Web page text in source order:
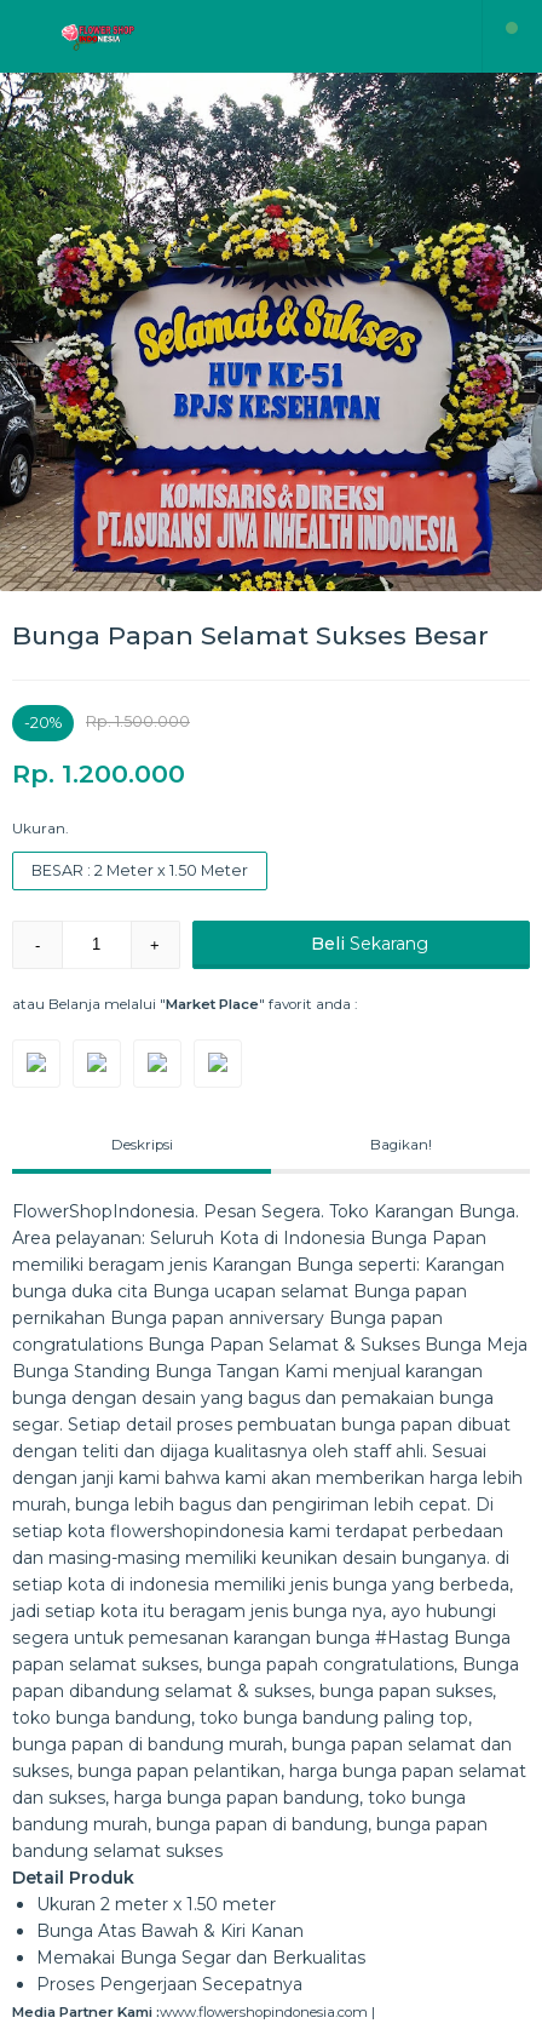
Bunga Papan Selamat Sukses Besar
-20% Rp. 1.500.000
Rp. 1.200.000
Ukuran.
BESAR : 2 Meter x 1.50 Meter
- + Beli Sekarang
atau Belanja melalui "Market Place" favorit anda :
Deskripsi Bagikan!
FlowerShopIndonesia. Pesan Segera. Toko Karangan Bunga.
Area pelayanan: Seluruh Kota di Indonesia Bunga Papan
memiliki beragam jenis Karangan Bunga seperti: Karangan
bunga duka cita Bunga ucapan selamat Bunga papan
pernikahan Bunga papan anniversary Bunga papan
congratulations Bunga Papan Selamat & Sukses Bunga Meja
Bunga Standing Bunga Tangan Kami menjual karangan
bunga dengan desain yang bagus dan pemakaian bunga
segar. Setiap detail proses pembuatan bunga papan dibuat
dengan teliti dan dijaga kualitasnya oleh staff ahli. Sesuai
dengan janji kami bahwa kami akan memberikan harga lebih
murah, bunga lebih bagus dan pengiriman lebih cepat. Di
setiap kota flowershopindonesia kami terdapat perbedaan
dan masing-masing memiliki keunikan desain bunganya. di
setiap kota di indonesia memiliki jenis bunga yang berbeda,
jadi setiap kota itu beragam jenis bunga nya, ayo hubungi
segera untuk pemesanan karangan bunga #Hastag Bunga
papan selamat sukses, bunga papah congratulations, Bunga
papan dibandung selamat & sukses, bunga papan sukses,
toko bunga bandung, toko bunga bandung paling top,
bunga papan di bandung murah, bunga papan selamat dan
sukses, bunga papan pelantikan, harga bunga papan selamat
dan sukses, harga bunga papan bandung, toko bunga
bandung murah, bunga papan di bandung, bunga papan
bandung selamat sukses
Detail Produk
Ukuran 2 meter x 1.50 meter
Bunga Atas Bawah & Kiri Kanan
Memakai Bunga Segar dan Berkualitas
Proses Pengerjaan Secepatnya
Media Partner Kami :www.flowershopindonesia.com |